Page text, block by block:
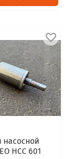
насосной
НСС 601